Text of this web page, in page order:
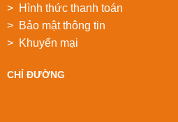
> Hình thức thanh toán
> Bảo mật thông tin
> Khuyển mại
CHỈ ĐƯỜNG